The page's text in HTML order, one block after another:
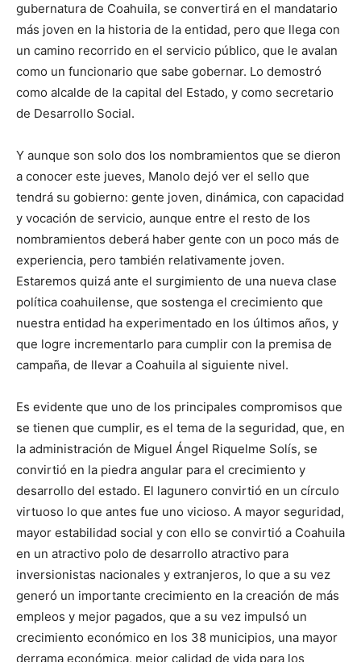
gubernatura de Coahuila, se convertirá en el mandatario
más joven en la historia de la entidad, pero que llega con
un camino recorrido en el servicio público, que le avalan
como un funcionario que sabe gobernar. Lo demostró
como alcalde de la capital del Estado, y como secretario
de Desarrollo Social.
Y aunque son solo dos los nombramientos que se dieron
a conocer este jueves, Manolo dejó ver el sello que
tendrá su gobierno: gente joven, dinámica, con capacidad
y vocación de servicio, aunque entre el resto de los
nombramientos deberá haber gente con un poco más de
experiencia, pero también relativamente joven.
Estaremos quizá ante el surgimiento de una nueva clase
política coahuilense, que sostenga el crecimiento que
nuestra entidad ha experimentado en los últimos años, y
que logre incrementarlo para cumplir con la premisa de
campaña, de llevar a Coahuila al siguiente nivel.
Es evidente que uno de los principales compromisos que
se tienen que cumplir, es el tema de la seguridad, que, en
la administración de Miguel Ángel Riquelme Solís, se
convirtió en la piedra angular para el crecimiento y
desarrollo del estado. El lagunero convirtió en un círculo
virtuoso lo que antes fue uno vicioso. A mayor seguridad,
mayor estabilidad social y con ello se convirtió a Coahuila
en un atractivo polo de desarrollo atractivo para
inversionistas nacionales y extranjeros, lo que a su vez
generó un importante crecimiento en la creación de más
empleos y mejor pagados, que a su vez impulsó un
crecimiento económico en los 38 municipios, una mayor
derrama económica, mejor calidad de vida para los